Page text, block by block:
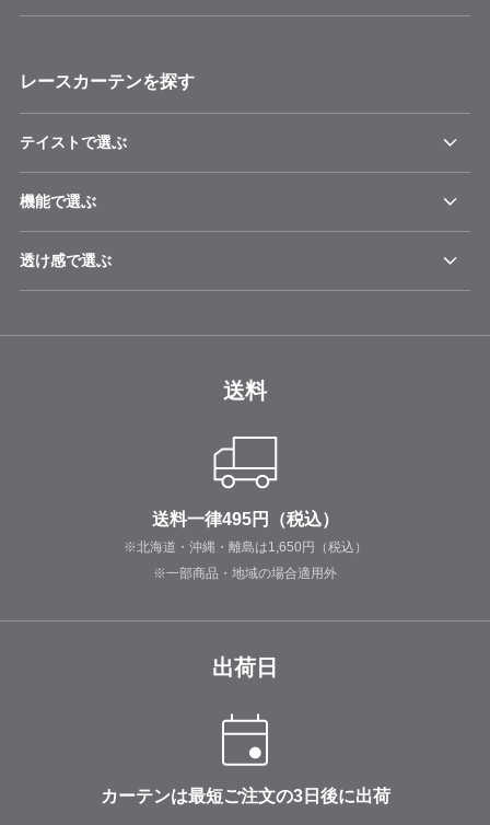
レースカーテンを探す
テイストで選ぶ
機能で選ぶ
透け感で選ぶ
送料
送料一律495円（税込）
※北海道・沖縄・離島は1,650円（税込）
※一部商品・地域の場合適用外
出荷日
カーテンは最短ご注文の3日後に出荷